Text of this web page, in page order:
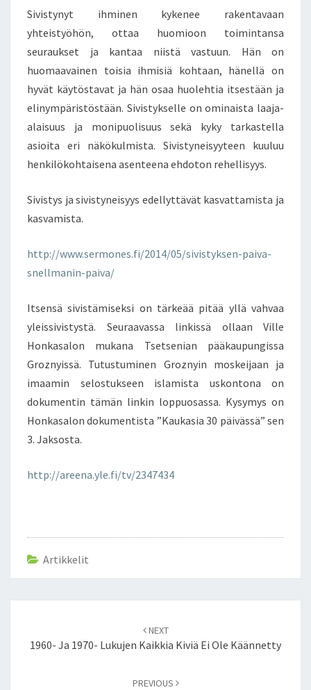
Sivistynyt ihminen kykenee rakentavaan
yhteistyöhön, ottaa huomioon toimintansa
seuraukset ja kantaa niistä vastuun. Hän on
huomaavainen toisia ihmisiä kohtaan, hänellä on
hyvät käytöstavat ja hän osaa huolehtia itsestään ja
elinympäristöstään. Sivistykselle on ominaista laaja-
alaisuus ja monipuolisuus sekä kyky tarkastella
asioita eri näkökulmista. Sivistyneisyyteen kuuluu
henkilökohtaisena asenteena ehdoton rehellisyys.
Sivistys ja sivistyneisyys edellyttävät kasvattamista ja
kasvamista.
http://www.sermones.fi/2014/05/sivistyksen-paiva-
snellmanin-paiva/
Itsensä sivistämiseksi on tärkeää pitää yllä vahvaa
yleissivistystä. Seuraavassa linkissä ollaan Ville
Honkasalon mukana Tsetsenian pääkaupungissa
Groznyissä. Tutustuminen Groznyin moskeijaan ja
imaamin selostukseen islamista uskontona on
dokumentin tämän linkin loppuosassa. Kysymys on
Honkasalon dokumentista ”Kaukasia 30 päivässä” sen
3. Jaksosta.
http://areena.yle.fi/tv/2347434
Artikkelit
navigation
NEXT
1960- Ja 1970- Lukujen Kaikkia Kiviä Ei Ole Käännetty
PREVIOUS